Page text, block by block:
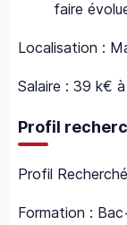
faire
Localisation :
Salaire : 39 k€
Profil
Profil Recherché
Formation :